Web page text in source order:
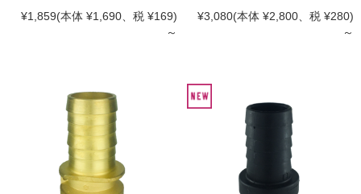
¥1,859(本体 ¥1,690、税 ¥169)
～
¥3,080(本体 ¥2,800、税 ¥280)
～